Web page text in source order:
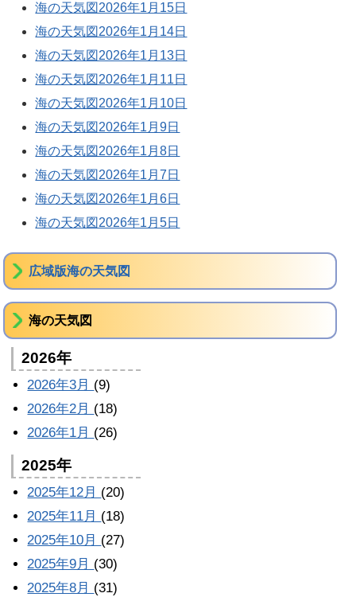
海の天気図2026年1月15日
海の天気図2026年1月14日
海の天気図2026年1月13日
海の天気図2026年1月11日
海の天気図2026年1月10日
海の天気図2026年1月9日
海の天気図2026年1月8日
海の天気図2026年1月7日
海の天気図2026年1月6日
海の天気図2026年1月5日
広域版海の天気図
海の天気図
2026年
2026年3月 (9)
2026年2月 (18)
2026年1月 (26)
2025年
2025年12月 (20)
2025年11月 (18)
2025年10月 (27)
2025年9月 (30)
2025年8月 (31)